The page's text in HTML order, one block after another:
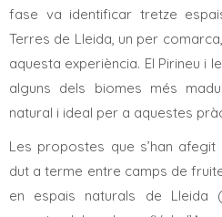
fase va identificar tretze
Terres de Lleida, un per
aquesta experiència. El Pirineu i
alguns dels biomes més
natural i ideal per a aquestes
Les propostes que s’han
dut a terme entre camps de
en espais naturals de Lleida